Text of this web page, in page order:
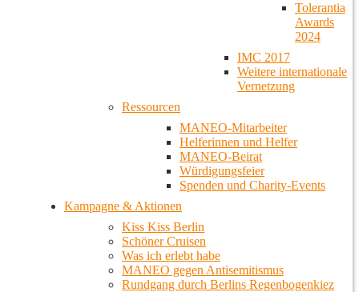
Tolerantia
Awards
2024
IMC 2017
Weitere internationale
Vernetzung
Ressourcen
MANEO-Mitarbeiter
Helferinnen und Helfer
MANEO-Beirat
Würdigungsfeier
Spenden und Charity-Events
Kampagne & Aktionen
Kiss Kiss Berlin
Schöner Cruisen
Was ich erlebt habe
MANEO gegen Antisemitismus
Rundgang durch Berlins Regenbogenkiez